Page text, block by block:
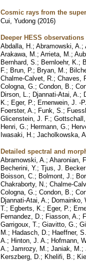
Cosmic rays from the
Cui, Yudong (2016)
Deeper HESS
Abdalla, H. ; Abramowski, A. ;
Arakawa, M. ; Arrieta, M. ;
Bernhard, S. ; Bernloehr, K. ;
F. ; Brun, P. ; Bryan, M. ;
Chalme-Calvet, R. ; Chaves,
Cologna, G. ; Condon, B. ;
Dirson, L. ; Djannati-Atai, A. ;
K. ; Eger, P. ; Ernenwein, J. -P.
Foerster, A. ; Funk, S. ;
Glicenstein, J. F. ;
Henri, G. ; Hermann, G. ;
Iwasaki, H. ; Jacholkowska,
Detailed spectral and
Abramowski, A. ; Aharonian,
Becherini, Y. ; Tjus, J. Becker
Boisson, C. ; Bolmont, J. ;
Chakraborty, N. ; Chalme-
Cologna, G. ; Condon, B. ;
Djannati-Atai, A. ; Domainko,
T. ; Egberts, K. ; Eger, P. ;
Fernandez, D. ; Fiasson, A. ;
Garrigoux, T. ; Giavitto, G. ;
M. ; Hadasch, D. ; Haeffner, S.
A. ; Hinton, J. A. ; Hofmann,
A. ; Jamrozy, M. ; Janiak, M. ;
Kerszberg, D. ; Khelifi, B. ;